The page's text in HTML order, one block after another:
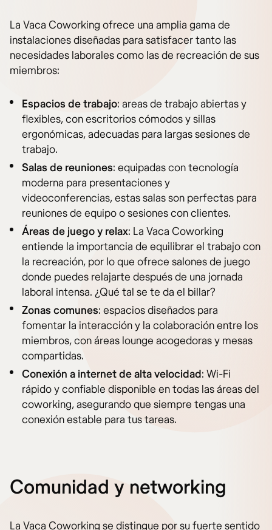
La Vaca Coworking ofrece una amplia gama de
instalaciones diseñadas para satisfacer tanto las
necesidades laborales como las de recreación de sus
miembros:
Espacios de trabajo: areas de trabajo abiertas y
flexibles, con escritorios cómodos y sillas
ergonómicas, adecuadas para largas sesiones de
trabajo.
Salas de reuniones: equipadas con tecnología
moderna para presentaciones y
videoconferencias, estas salas son perfectas para
reuniones de equipo o sesiones con clientes.
Áreas de juego y relax: La Vaca Coworking
entiende la importancia de equilibrar el trabajo con
la recreación, por lo que ofrece salones de juego
donde puedes relajarte después de una jornada
laboral intensa. ¿Qué tal se te da el billar?
Zonas comunes: espacios diseñados para
fomentar la interacción y la colaboración entre los
miembros, con áreas lounge acogedoras y mesas
compartidas.
Conexión a internet de alta velocidad: Wi-Fi
rápido y confiable disponible en todas las áreas del
coworking, asegurando que siempre tengas una
conexión estable para tus tareas.
Comunidad y networking
La Vaca Coworking se distingue por su fuerte sentido